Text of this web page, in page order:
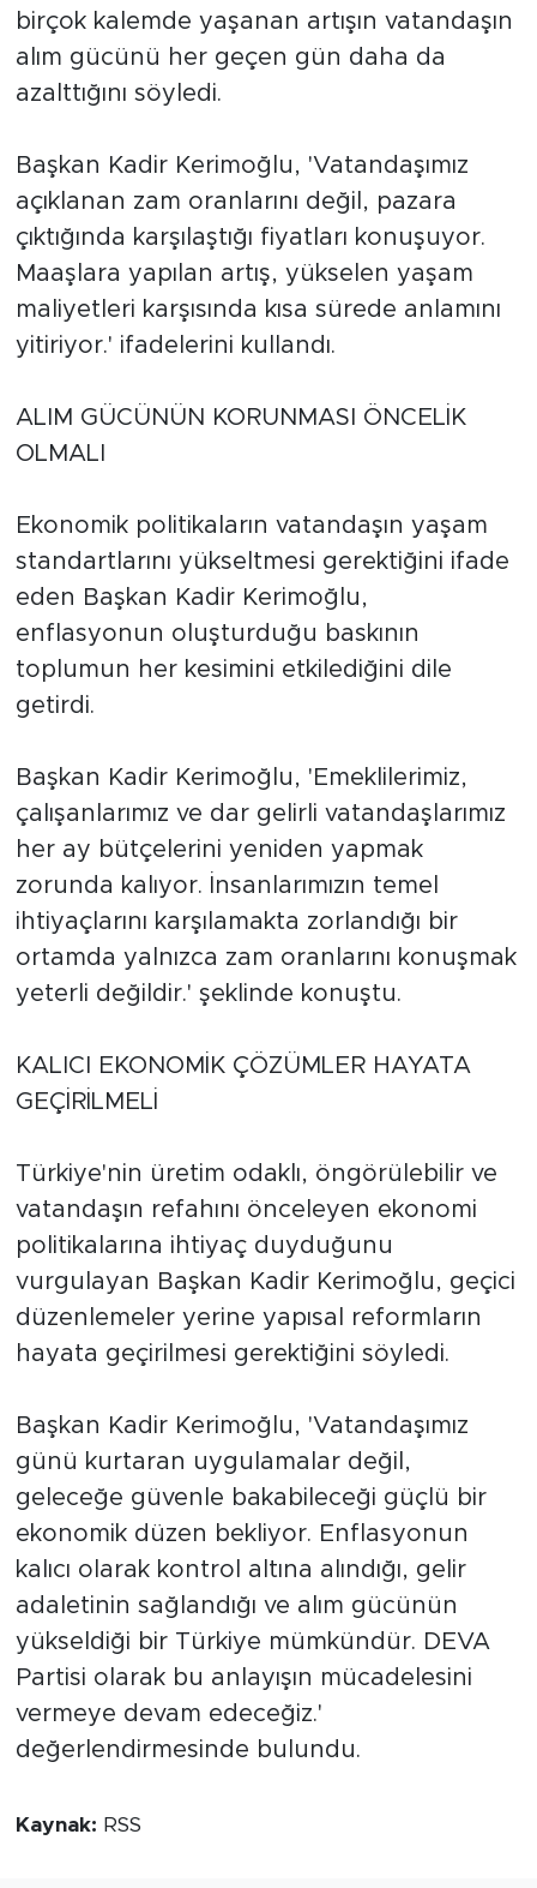
birçok kalemde yaşanan artışın vatandaşın
alım gücünü her geçen gün daha da
azalttığını söyledi.
Başkan Kadir Kerimoğlu, 'Vatandaşımız
açıklanan zam oranlarını değil, pazara
çıktığında karşılaştığı fiyatları konuşuyor.
Maaşlara yapılan artış, yükselen yaşam
maliyetleri karşısında kısa sürede anlamını
yitiriyor.' ifadelerini kullandı.
ALIM GÜCÜNÜN KORUNMASI ÖNCELİK
OLMALI
Ekonomik politikaların vatandaşın yaşam
standartlarını yükseltmesi gerektiğini ifade
eden Başkan Kadir Kerimoğlu,
enflasyonun oluşturduğu baskının
toplumun her kesimini etkilediğini dile
getirdi.
Başkan Kadir Kerimoğlu, 'Emeklilerimiz,
çalışanlarımız ve dar gelirli vatandaşlarımız
her ay bütçelerini yeniden yapmak
zorunda kalıyor. İnsanlarımızın temel
ihtiyaçlarını karşılamakta zorlandığı bir
ortamda yalnızca zam oranlarını konuşmak
yeterli değildir.' şeklinde konuştu.
KALICI EKONOMİK ÇÖZÜMLER HAYATA
GEÇİRİLMELİ
Türkiye'nin üretim odaklı, öngörülebilir ve
vatandaşın refahını önceleyen ekonomi
politikalarına ihtiyaç duyduğunu
vurgulayan Başkan Kadir Kerimoğlu, geçici
düzenlemeler yerine yapısal reformların
hayata geçirilmesi gerektiğini söyledi.
Başkan Kadir Kerimoğlu, 'Vatandaşımız
günü kurtaran uygulamalar değil,
geleceğe güvenle bakabileceği güçlü bir
ekonomik düzen bekliyor. Enflasyonun
kalıcı olarak kontrol altına alındığı, gelir
adaletinin sağlandığı ve alım gücünün
yükseldiği bir Türkiye mümkündür. DEVA
Partisi olarak bu anlayışın mücadelesini
vermeye devam edeceğiz.'
değerlendirmesinde bulundu.
Kaynak: RSS